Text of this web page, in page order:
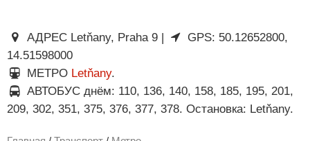
АДРЕС Letňany, Praha 9 |
GPS: 50.12652800,
14.51598000
МЕТРО Letňany.
АВТОБУС днём: 110, 136, 140, 158, 185, 195, 201,
209, 302, 351, 375, 376, 377, 378. Остановка: Letňany.